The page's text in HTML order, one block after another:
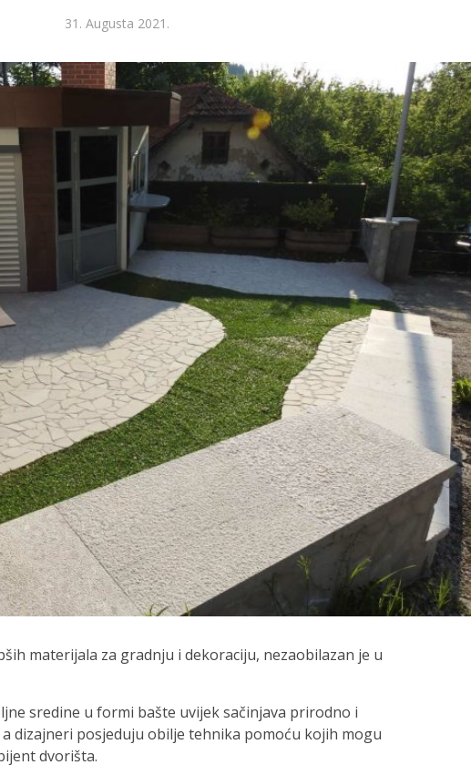
31. Augusta 2021.
materijala za gradnju i dekoraciju, nezaobilazan je u
sredine u formi bašte uvijek sačinjava prirodno i
dizajneri posjeduju obilje tehnika pomoću kojih mogu
dvorišta.